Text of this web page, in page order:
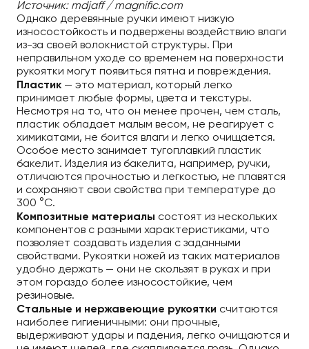
Источник: mdjaff / magnific.com
Однако деревянные ручки имеют низкую
износостойкость и подвержены воздействию влаги
из-за своей волокнистой структуры. При
неправильном уходе со временем на поверхности
рукоятки могут появиться пятна и повреждения.
Пластик — это материал, который легко
принимает любые формы, цвета и текстуры.
Несмотря на то, что он менее прочен, чем сталь,
пластик обладает малым весом, не реагирует с
химикатами, не боится влаги и легко очищается.
Особое место занимает тугоплавкий пластик
бакелит. Изделия из бакелита, например, ручки,
отличаются прочностью и легкостью, не плавятся
и сохраняют свои свойства при температуре до
300 °C.
Композитные материалы состоят из нескольких
компонентов с разными характеристиками, что
позволяет создавать изделия с заданными
свойствами. Рукоятки ножей из таких материалов
удобно держать — они не скользят в руках и при
этом гораздо более износостойкие, чем
резиновые.
Стальные и нержавеющие рукоятки считаются
наиболее гигиеничными: они прочные,
выдерживают удары и падения, легко очищаются и